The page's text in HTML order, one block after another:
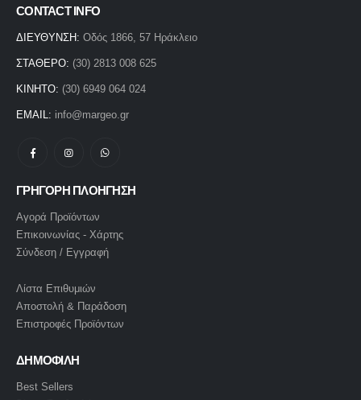
CONTACT INFO
ΔΙΕΥΘΥΝΣΗ: Οδός 1866, 57 Ηράκλειο
ΣΤΑΘΕΡΟ: (30) 2813 008 625
ΚΙΝΗΤΟ: (30) 6949 064 024
EMAIL: info@margeo.gr
ΓΡΗΓΟΡΗ ΠΛΟΗΓΗΣΗ
Αγορά Προϊόντων
Επικοινωνίας - Χάρτης
Σύνδεση / Εγγραφή
Λίστα Επιθυμιών
Αποστολή & Παράδοση
Επιστροφές Προϊόντων
ΔΗΜΟΦΙΛΗ
Best Sellers